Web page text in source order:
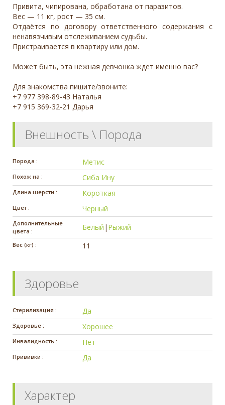
Привита, чипирована, обработана от паразитов.
Вес — 11 кг, рост — 35 см.
Отдаётся по договору ответственного содержания с
ненавязчивым отслеживанием судьбы.
Пристраивается в квартиру или дом.
Может быть, эта нежная девчонка ждет именно вас?
Для знакомства пишите/звоните:
+7 977 398-89-43 Наталья
+7 915 369-32-21 Дарья
Внешность \ Порода
Порода : Метис
Похож на : Сиба Ину
Длина шерсти : Короткая
Цвет : Черный
Дополнительные
цвета :
Белый | Рыжий
Вес (кг) : 11
Здоровье
Стерилизация : Да
Здоровье : Хорошее
Инвалидность : Нет
Прививки : Да
Характер